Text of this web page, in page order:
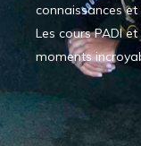
connaissances et
Les cours PADI
moments